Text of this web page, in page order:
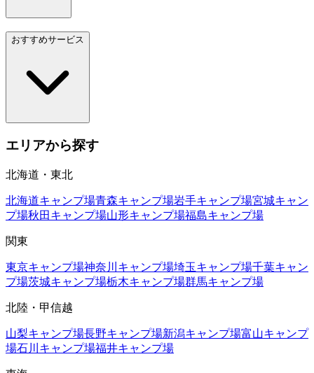
おすすめサービス
エリアから探す
北海道・東北
北海道キャンプ場青森キャンプ場岩手キャンプ場宮城キャン
プ場秋田 キャンプ場山形キャンプ場福島キャンプ場
関東
東京キャンプ場神奈川 キャンプ場埼玉キャンプ場千葉キャン
プ場茨城キャンプ場栃木キャンプ場群馬キャンプ場
北陸・甲信越
山梨キャンプ場長野キャンプ場新潟キャンプ場富山キャンプ
場石川 キャンプ場福井キャンプ場